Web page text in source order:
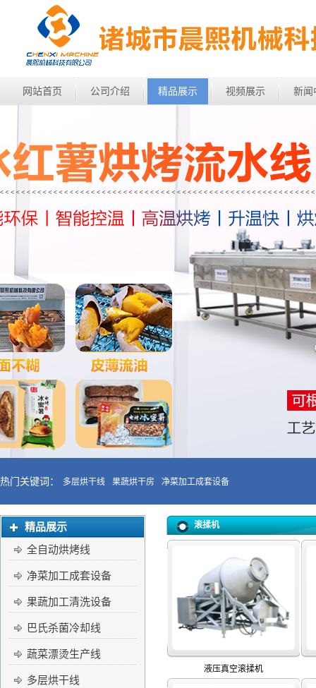
网站首页 公司介绍 精品展示 视频展示 新闻
热门关键词： 多层烘干线 果蔬烘干房 净菜加工成套设备
精品展示
全自动烘烤线
净菜加工成套设备
果蔬加工清洗设备
巴氏杀菌冷却线
蔬菜漂烫生产线
多层烘干线
滚揉机
液压真空滚揉机